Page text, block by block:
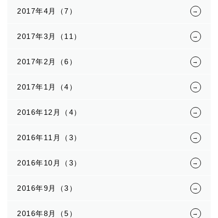
2017年4月（7）
2017年3月（11）
2017年2月（6）
2017年1月（4）
2016年12月（4）
2016年11月（3）
2016年10月（3）
2016年9月（3）
2016年8月（5）